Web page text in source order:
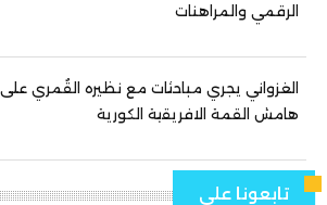
الرقمي والمراهنات
الغزواني يجري مباحثات مع نظيره القُمري على
هامش القمة الافريقية الكورية
تابعونا على